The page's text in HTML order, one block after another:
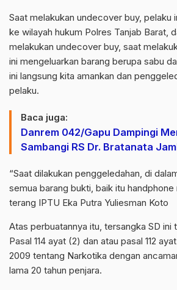
Saat melakukan undecover buy, pelaku
ke wilayah hukum Polres Tanjab Barat,
melakukan undecover buy, saat
ini mengeluarkan barang berupa sabu
ini langsung kita amankan dan
pelaku.
Baca juga:
Danrem 042/Gapu Dampingi
Sambangi RS Dr. Bratanata
“Saat dilakukan penggeledahan, di
semua barang bukti, baik itu handphone
terang IPTU Eka Putra Yuliesman Koto
Atas perbuatannya itu, tersangka SD ini
Pasal 114 ayat (2) dan atau pasal 112
2009 tentang Narkotika dengan
lama 20 tahun penjara.